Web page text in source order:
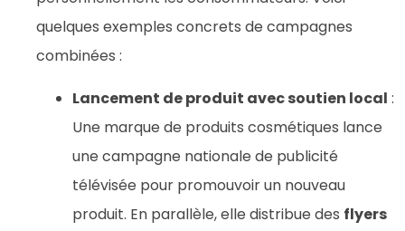
quelques exemples concrets de campagnes
combinées :
Lancement de produit avec soutien local :
Une marque de produits cosmétiques lance
une campagne nationale de publicité
télévisée pour promouvoir un nouveau
produit. En parallèle, elle distribue des flyers